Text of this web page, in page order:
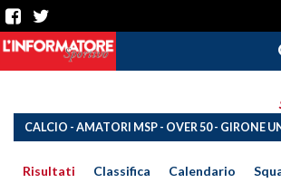
CALCIO - AMATORI MSP - OVER 50 - GIRONE
Risultati Classifica Calendario